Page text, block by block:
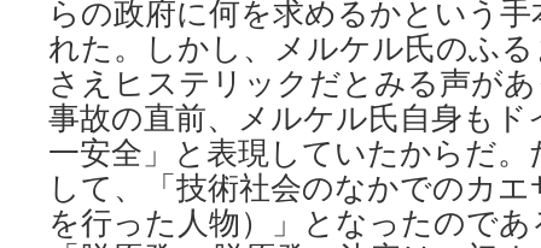
らの政府に何を求めるかという
れた。しかし、メルケル氏のふ
さえヒステリックだとみる声が
事故の直前、メルケル氏自身も
一安全」と表現していたからだ
して、「技術社会のなかでのカ
を行った人物）」となったので